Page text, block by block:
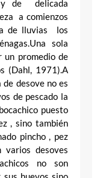
y de delicada
a comienzos
de lluvias los
sola
un promedio de
(Dahl, 1971).A
desove no es
de pescado la
puesto
, sino también
pincho , pez
varios desoves
no son